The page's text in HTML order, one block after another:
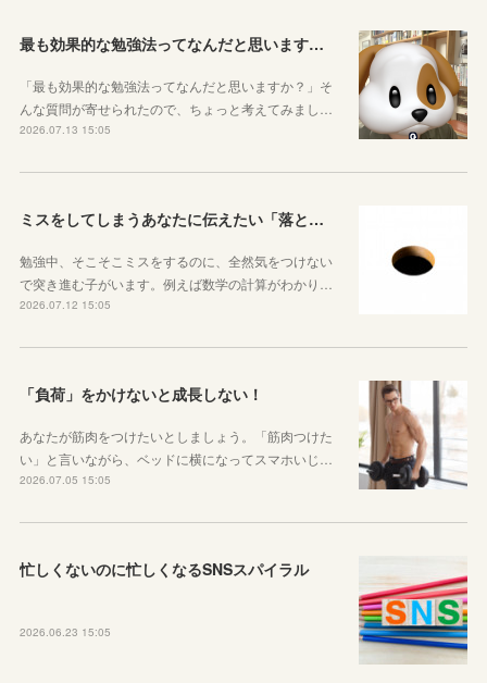
最も効果的な勉強法ってなんだと思いますか？
「最も効果的な勉強法ってなんだと思いますか？」そ
んな質問が寄せられたので、ちょっと考えてみまし…
2026.07.13 15:05
ミスをしてしまうあなたに伝えたい「落とし穴がある道は早歩きしない」ということ
勉強中、そこそこミスをするのに、全然気をつけない
で突き進む子がいます。例えば数学の計算がわかり…
2026.07.12 15:05
「負荷」をかけないと成長しない！
あなたが筋肉をつけたいとしましょう。「筋肉つけた
い」と言いながら、ベッドに横になってスマホいじ…
2026.07.05 15:05
忙しくないのに忙しくなるSNSスパイラル
2026.06.23 15:05